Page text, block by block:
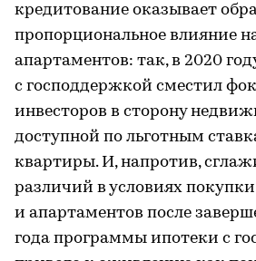
кредитование оказывает
пропорциональное влияние
апартаментов: так, в 2020
с господдержкой сместил
инвесторов в сторону
доступной по льготным
квартиры. И, напротив,
различий в условиях
и апартаментов после
года программы ипотеки с